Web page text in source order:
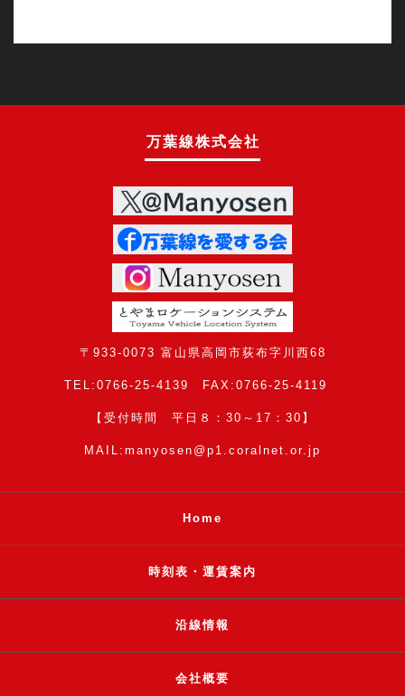
万葉線株式会社
〒933-0073 富山県高岡市荻布字川西68
TEL:0766-25-4139 FAX:0766-25-4119
【受付時間 平日８：30～17：30】
MAIL:manyosen@p1.coralnet.or.jp
Home
時刻表・運賃案内
沿線情報
会社概要